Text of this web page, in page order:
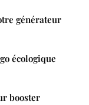
générateur
écologique
booster